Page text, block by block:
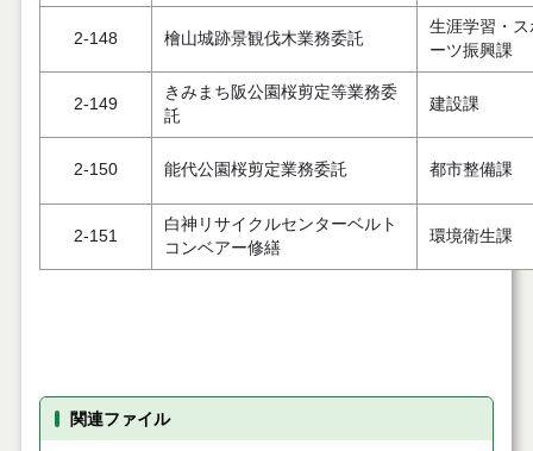
2-148 檜山城跡景観伐木業務委託
生涯学習・ス
ーツ振興課
2-149
きみまち阪公園桜剪定等業務委
託
建設課
2-150 能代公園桜剪定業務委託 都市整備課
2-151
白神リサイクルセンターベルト
コンベアー修繕
環境衛生課
関連ファイル